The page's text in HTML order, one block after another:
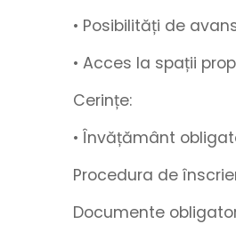
• Posibilități de
• Acces la spații
Cerințe:
• Învățământ
Procedura de
Documente